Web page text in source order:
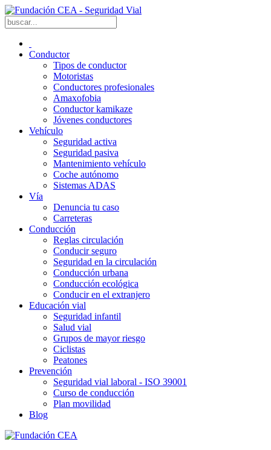
Conductor
Tipos de conductor
Motoristas
Conductores profesionales
Amaxofobia
Conductor kamikaze
Jóvenes conductores
Vehículo
Seguridad activa
Seguridad pasiva
Mantenimiento vehículo
Coche autónomo
Sistemas ADAS
Vía
Denuncia tu caso
Carreteras
Conducción
Reglas circulación
Conducir seguro
Seguridad en la circulación
Conducción urbana
Conducción ecológica
Conducir en el extranjero
Educación vial
Seguridad infantil
Salud vial
Grupos de mayor riesgo
Ciclistas
Peatones
Prevención
Seguridad vial laboral - ISO 39001
Curso de conducción
Plan movilidad
Blog